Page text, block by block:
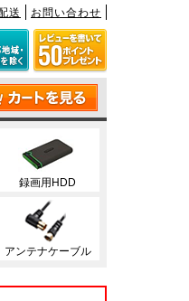
送 お問い合わせ
録画用HDD
アンテナケーブル